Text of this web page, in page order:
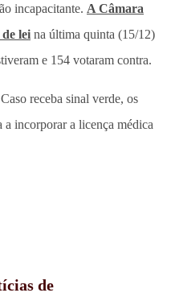
incapacitante. A Câmara
lei na última quinta (15/12)
e 154 votaram contra.
receba sinal verde, os
a incorporar a licença médica
de